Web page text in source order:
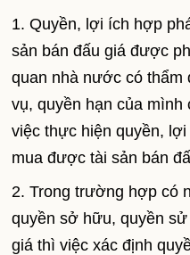
1. Quyền, lợi ích hợp
sản bán đấu giá được
quan nhà nước có thẩm
vụ, quyền hạn của mình
việc thực hiện quyền,
mua được tài sản bán
2. Trong trường hợp có
quyền sở hữu, quyền
giá thì việc xác định